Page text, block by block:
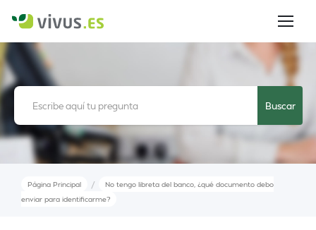
Página Principal /
No tengo libreta del banco, ¿qué documento debo
enviar para identificarme?